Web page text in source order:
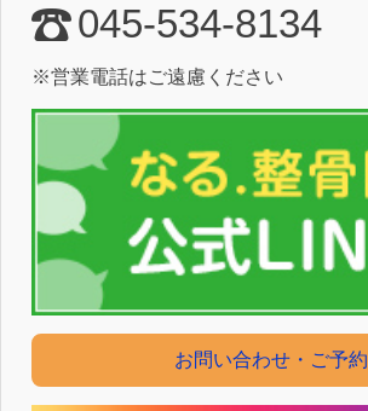
045-534-8134
※営業電話はご遠慮ください
お問い合わせ・ご予約